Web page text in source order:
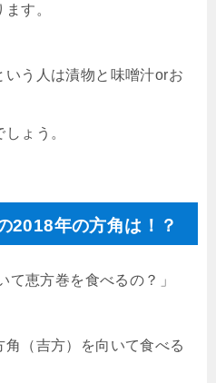
す。
う人は漬物と味噌汁orお
ょう。
2018年の方角は！？
て恵方巻を食べるの？」
（吉方）を向いて食べる